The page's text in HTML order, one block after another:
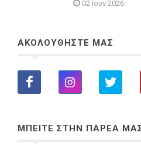
02 Ιουν 2026
ΑΚΟΛΟΥΘΗΣΤΕ ΜΑΣ
ΜΠΕΙΤΕ ΣΤΗΝ ΠΑΡΕΑ